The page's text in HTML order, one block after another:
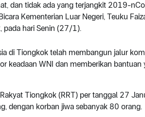
dan tidak ada yang terjangkit 2019-
Kementerian Luar Negeri, Teuku
pada hari Senin (27/1).
di Tiongkok telah membangun jalur
keadaan WNI dan memberikan bantuan
Tiongkok (RRT) per tanggal 27
dengan korban jiwa sebanyak 80 orang.